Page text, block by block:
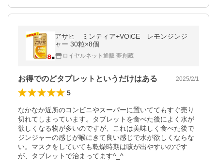
アサヒ ミンティア+VOiCE レモンジンジ
ャー 30粒×8個
ロイヤルネット通販 夢創蔵
お得でのどタブレットというだけはある 2025/2/1
5
なかなか近所のコンビニやスーパーに置いててもすぐ売り
切れてしまっています。タブレットを食べた後によく水が
欲しくなる物が多いのですが、これは美味しく食べた後で
ジンジャーの感じが喉にきて良い感じで水が欲しくならな
い。マスクをしていても乾燥時期は咳が出やすいのです
が、タブレットで治まってます^_^